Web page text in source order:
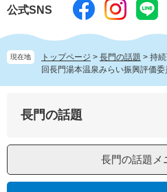
す。
し
本
文
へ
公式SNS
現在地 トップページ > 長門の話題 > 持
回長門湯本温泉みらい振興評価
長門の話題
長門の話題メ